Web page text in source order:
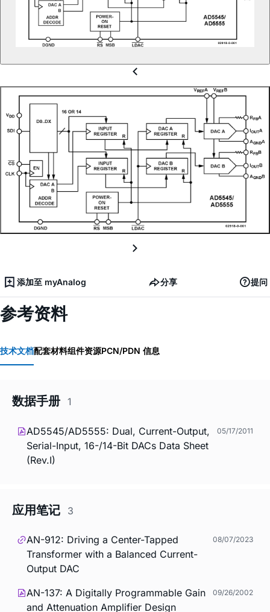
添加至 myAnalog 分享 提问
参考资料
技术文档配套材料组件资源PCN/PDN 信息
数据手册 1
AD5545/AD5555: Dual, Current-Output,
Serial-Input, 16-/14-Bit DACs Data Sheet
(Rev.I)
05/17/2011
应用笔记 3
AN-912: Driving a Center-Tapped
Transformer with a Balanced Current-
Output DAC
08/07/2023
AN-137: A Digitally Programmable Gain
and Attenuation Amplifier Design
09/26/2002